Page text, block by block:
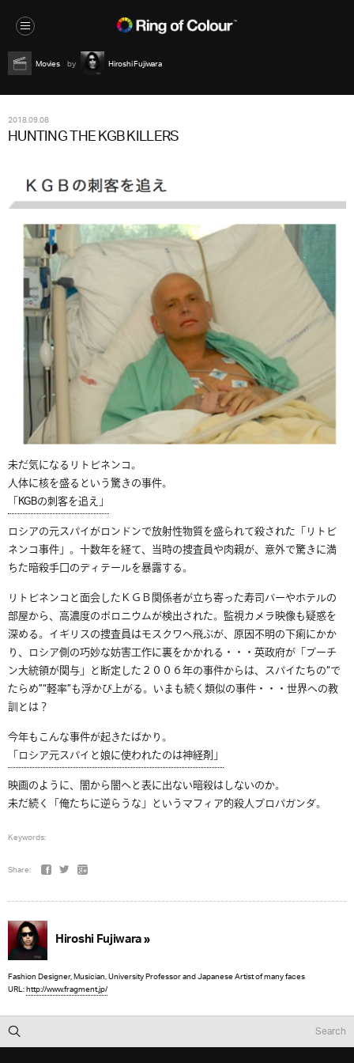
Movies Hiroshi Fujiwara
2018.09.08
HUNTING THE KGB KILLERS
未だ気になるリトビネンコ。
人体に核を盛るという驚きの事件。
「KGBの刺客を追え」
ロシアの元スパイがロンドンで放射性物質を盛られて殺された「リトビ
ネンコ事件」。十数年を経て、当時の捜査員や肉親が、意外で驚きに満
ちた暗殺手口のディテールを暴露する。
リトビネンコと面会したＫＧＢ関係者が立ち寄った寿司バーやホテルの
部屋から、高濃度のポロニウムが検出された。監視カメラ映像も疑惑を
深める。イギリスの捜査員はモスクワへ飛ぶが、原因不明の下痢にかか
り、ロシア側の巧妙な妨害工作に裏をかかれる・・・英政府が「プーチ
ン大統領が関与」と断定した２００６年の事件からは、スパイたちの“で
たらめ”“軽率”も浮かび上がる。いまも続く類似の事件・・・世界への教
訓とは？
今年もこんな事件が起きたばかり。
「ロシア元スパイと娘に使われたのは神経剤」
映画のように、闇から闇へと表に出ない暗殺はしないのか。
未だ続く「俺たちに逆らうな」というマフィア的殺人プロパガンダ。
Keywords:
Share:
Hiroshi Fujiwara »
Fashion Designer, Musician, University Professor and Japanese Artist of many faces
URL:http://www.fragment.jp/